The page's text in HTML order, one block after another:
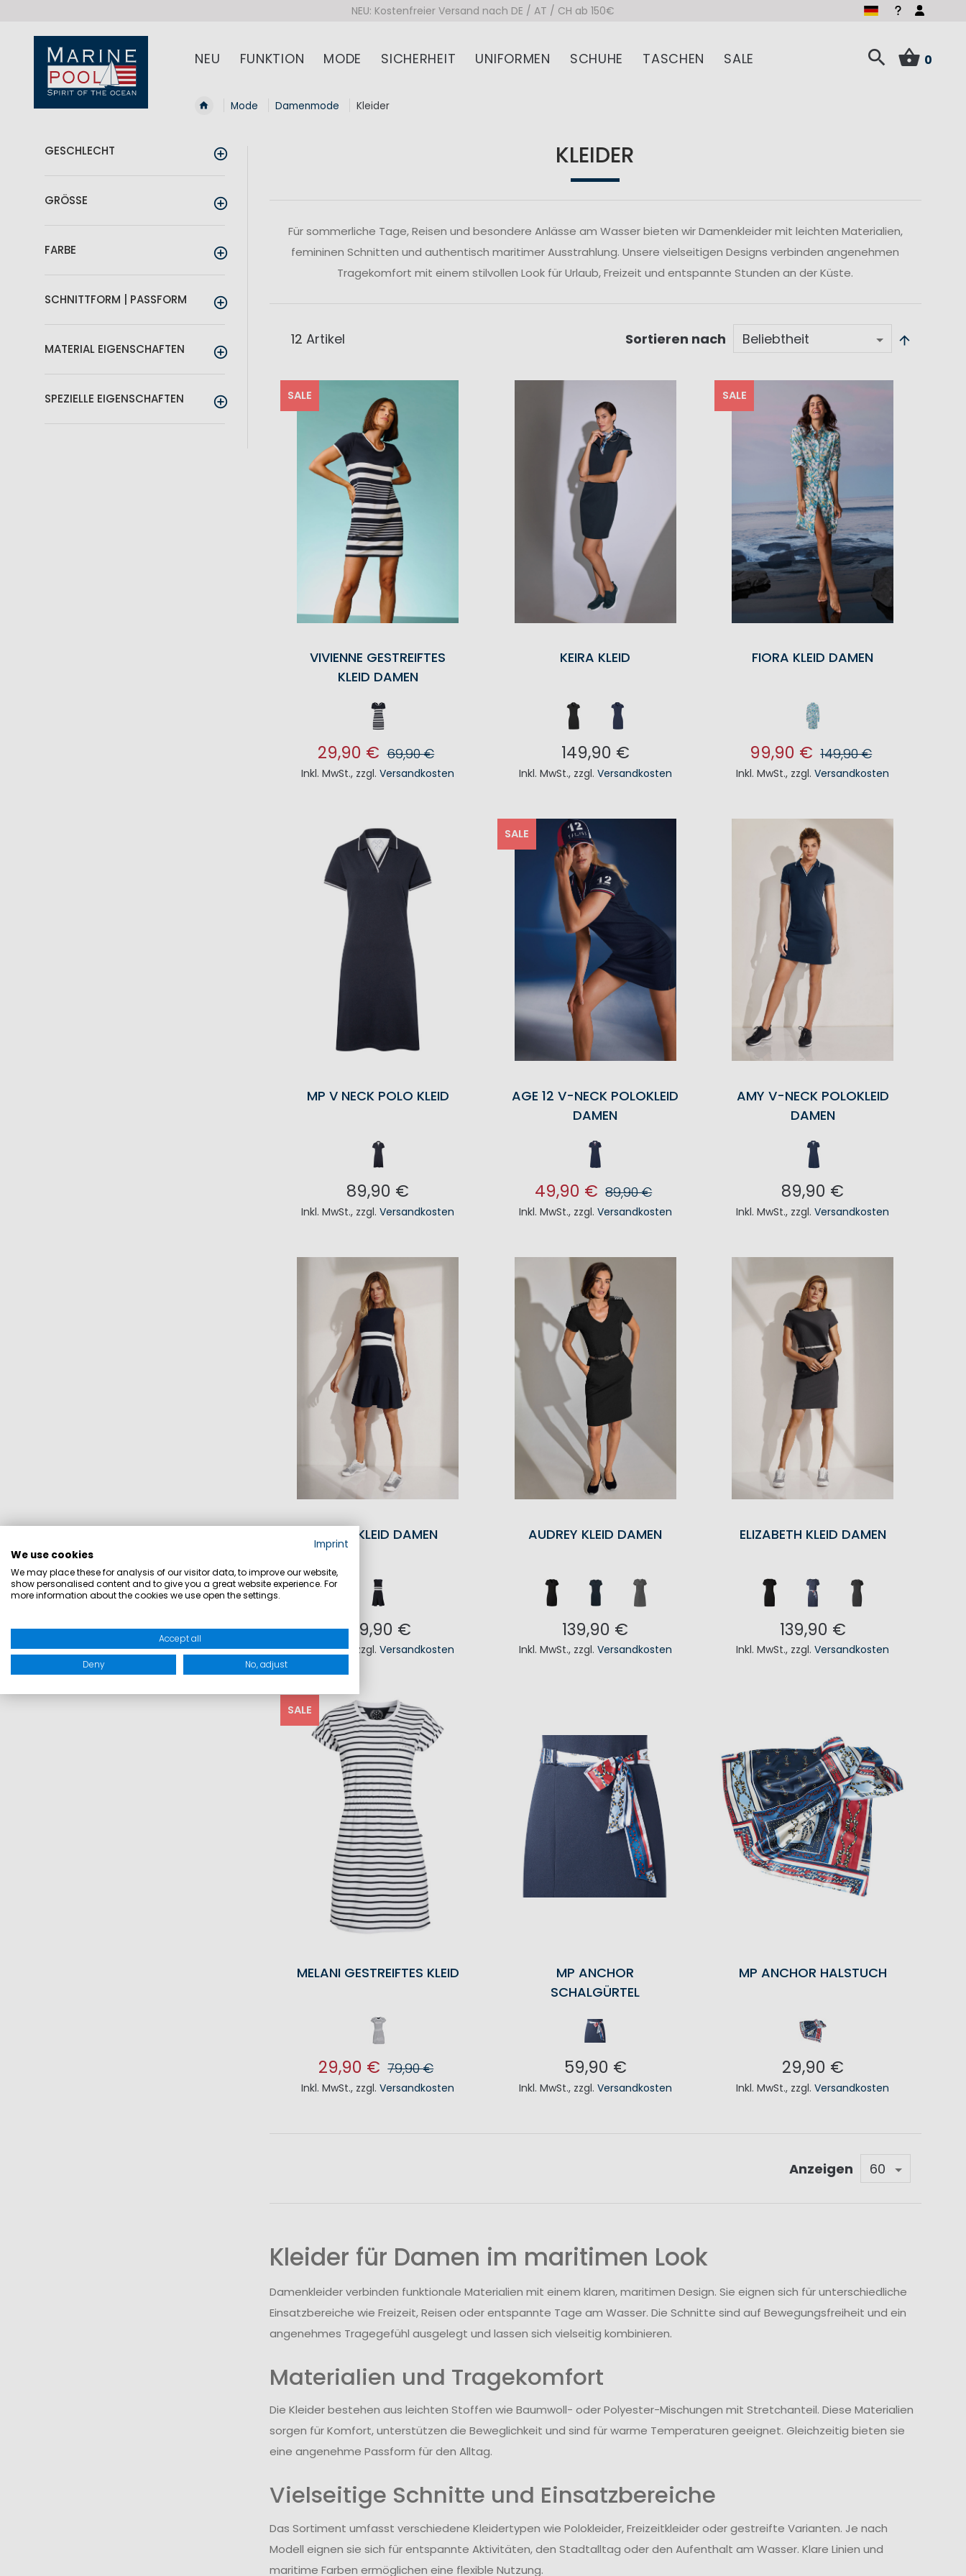
NEU: Kostenfreier Versand nach DE / AT / CH ab 150€
NEU FUNKTION MODE SICHERHEIT UNIFORMEN SCHUHE TASCHEN SALE 0
Mode Damenmode Kleider
KLEIDER
Für sommerliche Tage, Reisen und besondere Anlässe am Wasser bieten wir Damenkleider mit leichten Materialien,
femininen Schnitten und authentisch maritimer Ausstrahlung. Unsere vielseitigen Designs verbinden angenehmen
Tragekomfort mit einem stilvollen Look für Urlaub, Freizeit und entspannte Stunden an der Küste.
12 Artikel Sortieren nach
SALE
VIVIENNE GESTREIFTES
KLEID DAMEN
29,90 € 69,90 €
Inkl. MwSt., zzgl.Versandkosten
KEIRA KLEID
149,90 €
Inkl. MwSt., zzgl. Versandkosten
SALE
FIORA KLEID DAMEN
99,90 € 149,90 €
Inkl. MwSt., zzgl.Versandkosten
MP V NECK POLO KLEID
89,90 €
Inkl. MwSt., zzgl.Versandkosten
SALE
AGE 12 V-NECK POLOKLEID
DAMEN
49,90 € 89,90 €
Inkl. MwSt., zzgl. Versandkosten
AMY V-NECK POLOKLEID
DAMEN
89,90 €
Inkl. MwSt., zzgl.Versandkosten
MARY KLEID DAMEN
139,90 €
Inkl. MwSt. zzgl.Versandkosten
IN DEN WARENKORB
AUDREY KLEID DAMEN
139,90 €
Inkl. MwSt., zzgl. Versandkosten
ELIZABETH KLEID DAMEN
139,90 €
Inkl. MwSt., zzgl.Versandkosten
SALE
MELANI GESTREIFTES KLEID
29,90 € 79,90 €
Inkl. MwSt., zzgl.Versandkosten
MP ANCHOR
SCHALGÜRTEL
59,90 €
Inkl. MwSt., zzgl. Versandkosten
MP ANCHOR HALSTUCH
29,90 €
Inkl. MwSt., zzgl.Versandkosten
Anzeigen
Kleider für Damen im maritimen Look
Damenkleider verbinden funktionale Materialien mit einem klaren, maritimen Design. Sie eignen sich für unterschiedliche
Einsatzbereiche wie Freizeit, Reisen oder entspannte Tage am Wasser. Die Schnitte sind auf Bewegungsfreiheit und ein
angenehmes Tragegefühl ausgelegt und lassen sich vielseitig kombinieren.
Materialien und Tragekomfort
Die Kleider bestehen aus leichten Stoffen wie Baumwoll- oder Polyester-Mischungen mit Stretchanteil. Diese Materialien
sorgen für Komfort, unterstützen die Beweglichkeit und sind für warme Temperaturen geeignet. Gleichzeitig bieten sie
eine angenehme Passform für den Alltag.
Vielseitige Schnitte und Einsatzbereiche
Das Sortiment umfasst verschiedene Kleidertypen wie Polokleider, Freizeitkleider oder gestreifte Varianten. Je nach
Modell eignen sie sich für entspannte Aktivitäten, den Stadtalltag oder den Aufenthalt am Wasser. Klare Linien und
maritime Farben ermöglichen eine flexible Nutzung.
GESCHLECHT
GRÖSSE
FARBE
SCHNITTFORM | PASSFORM
MATERIAL EIGENSCHAFTEN
SPEZIELLE EIGENSCHAFTEN
Imprint
We use cookies
We may place these for analysis of our visitor data, to improve our website,
show personalised content and to give you a great website experience. For
more information about the cookies we use open the settings.
Accept all
Deny No, adjust